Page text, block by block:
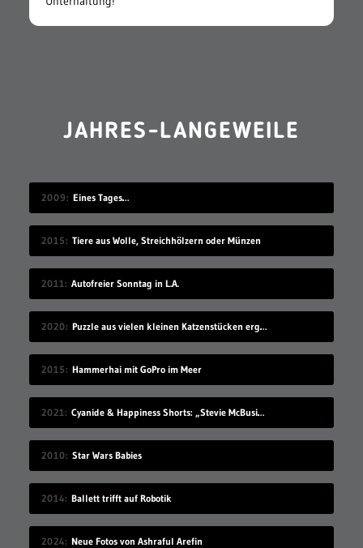
JAHRES-LANGEWEILE
2009 Eines Tages…
2015 Tiere aus Wolle, Streichhölzern oder Münzen
2011 Autofreier Sonntag in L.A.
2020 Puzzle aus vielen kleinen Katzenstücken ergibt eine große Katze
2015 Hammerhai mit GoPro im Meer
2021 Cyanide & Happiness Shorts: „Stevie McBusinessman“
2010 Star Wars Babies
2014 Ballett trifft auf Robotik
2024 Neue Fotos von Ashraful Arefin